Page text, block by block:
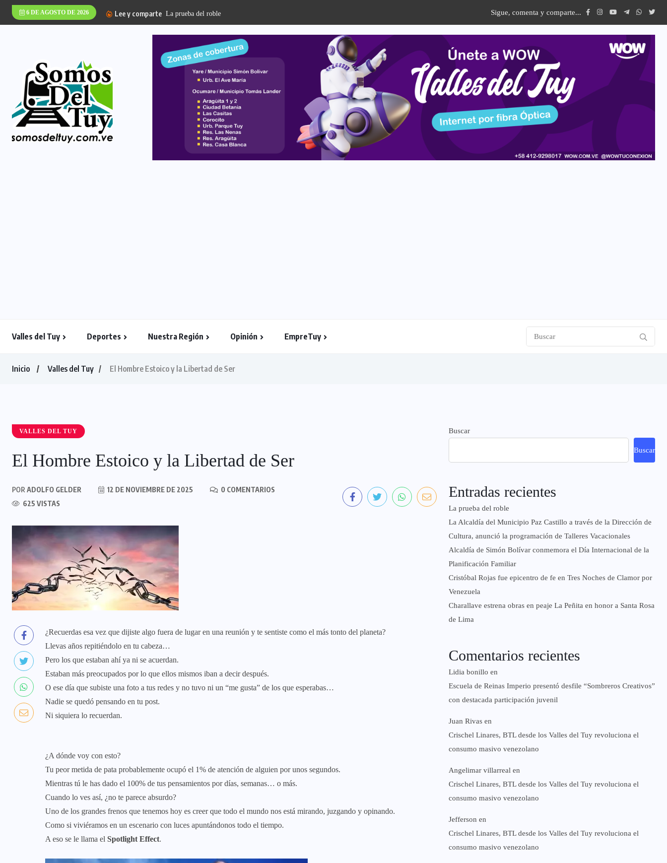
6 DE AGOSTO DE 2026 Lee y comparte La prueba del roble Sigue, comenta y comparte...
Valles del Tuy Deportes Nuestra Región Opinión EmpreTuy
Inicio Valles del Tuy El Hombre Estoico y la Libertad de Ser
VALLES DEL TUY
El Hombre Estoico y la Libertad de Ser
POR ADOLFO GELDER 12 DE NOVIEMBRE DE 2025
0 COMENTARIOS
625 VISTAS
¿Recuerdas esa vez que dijiste algo fuera de lugar en una reunión y te sentiste como el más tonto del planeta?
Llevas años repitiéndolo en tu cabeza…
Pero los que estaban ahí ya ni se acuerdan.
Estaban más preocupados por lo que ellos mismos iban a decir después.
O ese día que subiste una foto a tus redes y no tuvo ni un “me gusta” de los que esperabas…
Nadie se quedó pensando en tu post.
Ni siquiera lo recuerdan.
¿A dónde voy con esto?
Tu peor metida de pata probablemente ocupó el 1% de atención de alguien por unos segundos.
Mientras tú le has dado el 100% de tus pensamientos por días, semanas… o más.
Cuando lo ves así, ¿no te parece absurdo?
Uno de los grandes frenos que tenemos hoy es creer que todo el mundo nos está mirando, juzgando y opinando.
Como si viviéramos en un escenario con luces apuntándonos todo el tiempo.
A eso se le llama el Spotlight Effect.
Buscar
Buscar
Entradas recientes
La prueba del roble
La Alcaldía del Municipio Paz Castillo a través de la Dirección de
Cultura, anunció la programación de Talleres Vacacionales
Alcaldía de Simón Bolívar conmemora el Día Internacional de la
Planificación Familiar
Cristóbal Rojas fue epicentro de fe en Tres Noches de Clamor por
Venezuela
Charallave estrena obras en peaje La Peñita en honor a Santa Rosa
de Lima
Comentarios recientes
Lidia bonillo en
Escuela de Reinas Imperio presentó desfile “Sombreros Creativos”
con destacada participación juvenil
Juan Rivas en
Crischel Linares, BTL desde los Valles del Tuy revoluciona el
consumo masivo venezolano
Angelimar villarreal en
Crischel Linares, BTL desde los Valles del Tuy revoluciona el
consumo masivo venezolano
Jefferson en
Crischel Linares, BTL desde los Valles del Tuy revoluciona el
consumo masivo venezolano